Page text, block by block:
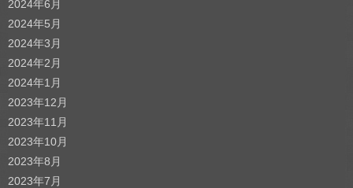
2024年6月
2024年5月
2024年3月
2024年2月
2024年1月
2023年12月
2023年11月
2023年10月
2023年8月
2023年7月